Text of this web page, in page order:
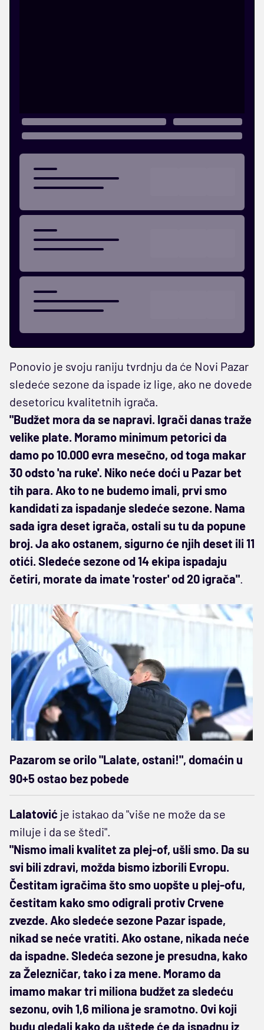
Ponovio je svoju raniju tvrdnju da će Novi Pazar
sledeće sezone da ispade iz lige, ako ne dovede
desetoricu kvalitetnih igrača.
"Budžet mora da se napravi. Igrači danas traže
velike plate. Moramo minimum petorici da
damo po 10.000 evra mesečno, od toga makar
30 odsto 'na ruke'. Niko neće doći u Pazar bet
tih para. Ako to ne budemo imali, prvi smo
kandidati za ispadanje sledeće sezone. Nama
sada igra deset igrača, ostali su tu da popune
broj. Ja ako ostanem, sigurno će njih deset ili 11
otići. Sledeće sezone od 14 ekipa ispadaju
četiri, morate da imate 'roster' od 20 igrača".
Pazarom se orilo "Lalate, ostani!", domaćin u
90+5 ostao bez pobede
Lalatović je istakao da "više ne može da se
miluje i da se štedi".
"Nismo imali kvalitet za plej-of, ušli smo. Da su
svi bili zdravi, možda bismo izborili Evropu.
Čestitam igračima što smo uopšte u plej-ofu,
čestitam kako smo odigrali protiv Crvene
zvezde. Ako sledeće sezone Pazar ispade,
nikad se neće vratiti. Ako ostane, nikada neće
da ispadne. Sledeća sezone je presudna, kako
za Železničar, tako i za mene. Moramo da
imamo makar tri miliona budžet za sledeću
sezonu, ovih 1,6 miliona je sramotno. Ovi koji
budu gledali kako da uštede će da ispadnu iz